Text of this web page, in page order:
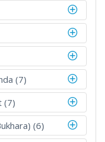
(7)
(7)
(6)